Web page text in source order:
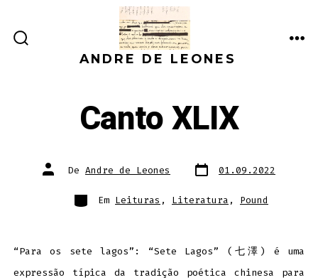
direto
PESQUISAANDRE DE LEONES
Canto XLIX
Autor
do De Andre de Leones Data
do
01.09.2022
Categorias
Em Leituras , Literatura , Pound
“Para os sete lagos”: “Sete Lagos” (七澤) é uma
expressão típica da tradição poética chinesa para